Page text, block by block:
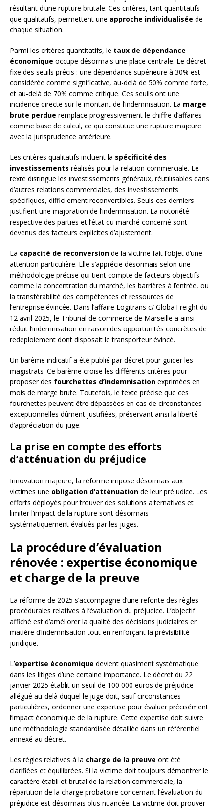
résultant d’une rupture brutale. Ces critères, tant quantitatifs
que qualitatifs, permettent une approche individualisée de
chaque situation.
Parmi les critères quantitatifs, le taux de dépendance
économique occupe désormais une place centrale. Le décret
fixe des seuils précis : une dépendance supérieure à 30% est
considérée comme significative, au-delà de 50% comme forte,
et au-delà de 70% comme critique. Ces seuils ont une
incidence directe sur le montant de l’indemnisation. La marge
brute perdue remplace progressivement le chiffre d’affaires
comme base de calcul, ce qui constitue une rupture majeure
avec la jurisprudence antérieure.
Les critères qualitatifs incluent la spécificité des
investissements réalisés pour la relation commerciale. Le
texte distingue les investissements généraux, réutilisables dans
d’autres relations commerciales, des investissements
spécifiques, difficilement reconvertibles. Seuls ces derniers
justifient une majoration de l’indemnisation. La notoriété
respective des parties et l’état du marché concerné sont
devenus des facteurs explicites d’ajustement.
La capacité de reconversion de la victime fait l’objet d’une
attention particulière. Elle s’apprécie désormais selon une
méthodologie précise qui tient compte de facteurs objectifs
comme la concentration du marché, les barrières à l’entrée, ou
la transférabilité des compétences et ressources de
l’entreprise évincée. Dans l’affaire Logitrans c/ GlobalFreight du
12 avril 2025, le Tribunal de commerce de Marseille a ainsi
réduit l’indemnisation en raison des opportunités concrètes de
redéploiement dont disposait le transporteur évincé.
Un barème indicatif a été publié par décret pour guider les
magistrats. Ce barème croise les différents critères pour
proposer des fourchettes d’indemnisation exprimées en
mois de marge brute. Toutefois, le texte précise que ces
fourchettes peuvent être dépassées en cas de circonstances
exceptionnelles dûment justifiées, préservant ainsi la liberté
d’appréciation du juge.
La prise en compte des efforts
d’atténuation du préjudice
Innovation majeure, la réforme impose désormais aux
victimes une obligation d’atténuation de leur préjudice. Les
efforts déployés pour trouver des solutions alternatives et
limiter l’impact de la rupture sont désormais
systématiquement évalués par les juges.
La procédure d’évaluation
rénovée : expertise économique
et charge de la preuve
La réforme de 2025 s’accompagne d’une refonte des règles
procédurales relatives à l’évaluation du préjudice. L’objectif
affiché est d’améliorer la qualité des décisions judiciaires en
matière d’indemnisation tout en renforçant la prévisibilité
juridique.
L’expertise économique devient quasiment systématique
dans les litiges d’une certaine importance. Le décret du 22
janvier 2025 établit un seuil de 100 000 euros de préjudice
allégué au-delà duquel le juge doit, sauf circonstances
particulières, ordonner une expertise pour évaluer précisément
l’impact économique de la rupture. Cette expertise doit suivre
une méthodologie standardisée détaillée dans un référentiel
annexé au décret.
Les règles relatives à la charge de la preuve ont été
clarifiées et équilibrées. Si la victime doit toujours démontrer le
caractère établi et brutal de la relation commerciale, la
répartition de la charge probatoire concernant l’évaluation du
préjudice est désormais plus nuancée. La victime doit prouver